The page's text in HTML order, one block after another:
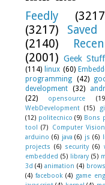
Feedly
(3217)
(2140)
(2001) Geek Stuff
(114) linux (60)
programming (42)
development (32)
(22)
opensource
WebDevelopment (15)
(12) politecnico (9) Bons
tool (7) Computer Vision
arduino (6) java (6) js (6)
projects (6) security (6)
embedded (5) library (5)
3d (4) animation (4)
(4) facebook (4) game